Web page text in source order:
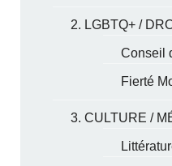
2. LGBTQ+ /
Conseil
Fierté
3. CULTURE /